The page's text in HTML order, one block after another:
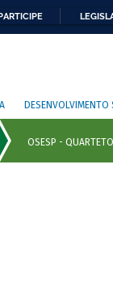
DESENVOLVIMENTO